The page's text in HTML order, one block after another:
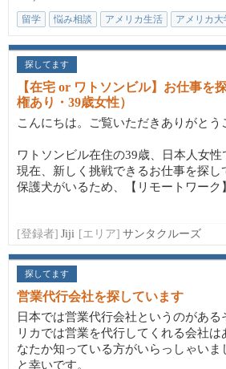
留学 悩み相談 アメリカ生活 アメリカ大
探してます
【在宅 or ワトソンビル】お仕事を
権あり・39歳女性）
こんにちは。ご覧いただきありがとう
ワトソンビル在住の39歳、日本人女性
現在、新しく挑戦できるお仕事を探し
保護犬がいるため、【リモートワーク
[登録者] Jiji [エリア] サンタクルーズ
探してます
営業代行会社を探しています
日本では営業代行会社というのがある
リカでは営業を代行してくれる会社
なたか知っている方がいらっしゃいま
と幸いです。